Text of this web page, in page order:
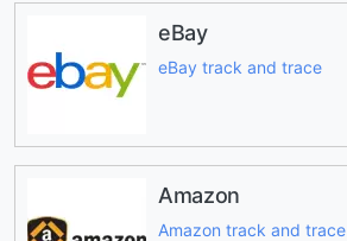
eBay
eBay track and trace
Amazon
Amazon track and trace